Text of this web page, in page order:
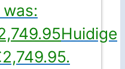
Huidige